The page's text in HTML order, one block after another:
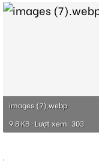
images (7).webp
9.8 KB · Lượt xem: 303